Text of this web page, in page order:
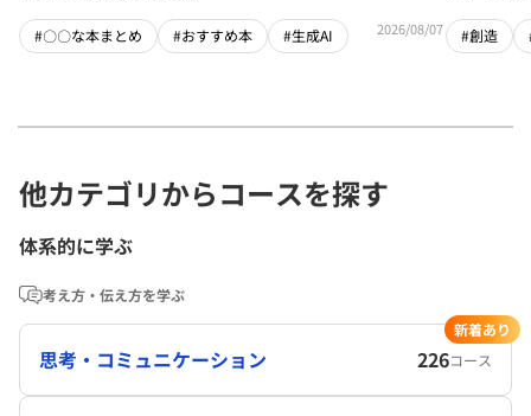
#〇〇な本まとめ #おすすめ本 #生成AI 2026/08/07 #創造
他カテゴリからコースを探す
体系的に学ぶ
考え方・伝え方を学ぶ
思考・コミュニケーション 226コース
新着あり